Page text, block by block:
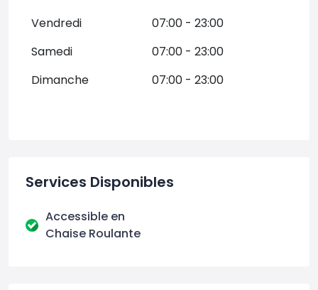
Vendredi
07:00 - 23:00
Samedi
07:00 - 23:00
Dimanche
07:00 - 23:00
Services Disponibles
Accessible en
Chaise Roulante